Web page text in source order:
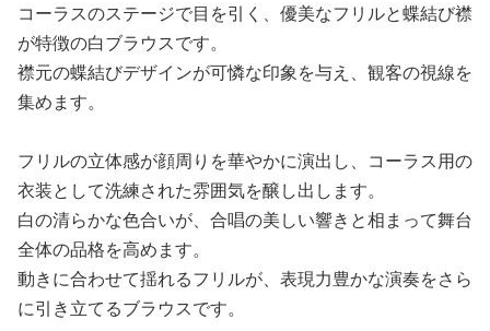
コーラスのステージで目を引く、優美なフリルと蝶結び襟
が特徴の白ブラウスです。
襟元の蝶結びデザインが可憐な印象を与え、観客の視線を
集めます。
フリルの立体感が顔周りを華やかに演出し、コーラス用の
衣装として洗練された雰囲気を醸し出します。
白の清らかな色合いが、合唱の美しい響きと相まって舞台
全体の品格を高めます。
動きに合わせて揺れるフリルが、表現力豊かな演奏をさら
に引き立てるブラウスです。